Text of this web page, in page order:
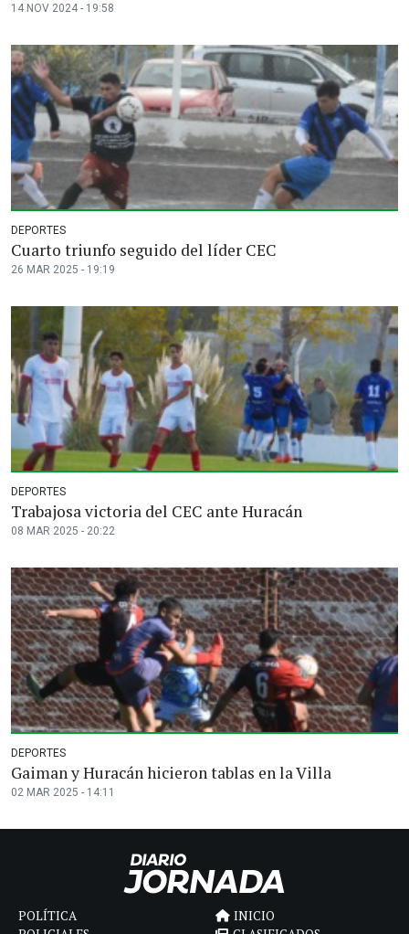
14 NOV 2024 - 19:58
DEPORTES
Cuarto triunfo seguido del líder CEC
26 MAR 2025 - 19:19
DEPORTES
Trabajosa victoria del CEC ante Huracán
08 MAR 2025 - 20:22
DEPORTES
Gaiman y Huracán hicieron tablas en la Villa
02 MAR 2025 - 14:11
POLÍTICA
INICIO